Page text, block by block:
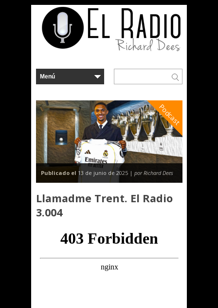
Podcast
Publicado el 13 de junio de 2025 | por Richard Dees
Llamadme Trent. El Radio
3.004